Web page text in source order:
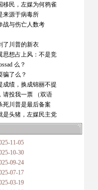
移民，左媒为何鸦雀
来源于病毒所
战与伤亡人数考
了川普的新衣
思想占上风：不是竞
么？
骗了么？
成绩，换成锦丽不提
请投我一票 （双语
死川普是最后备案
是头猪，左媒民主党
11-05
10-30
09-24
07-17
03-19